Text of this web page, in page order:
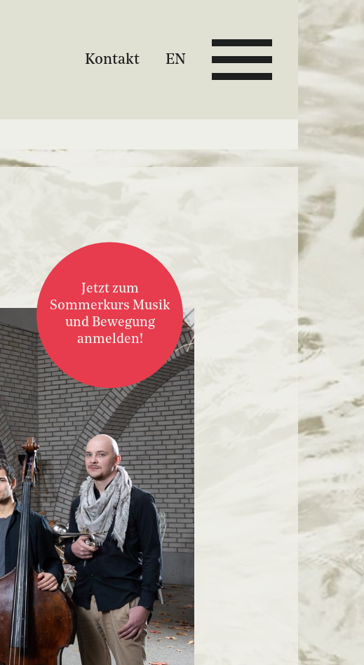
Kontakt EN
Jetzt zum
Sommerkurs Musik
und Bewegung
anmelden!